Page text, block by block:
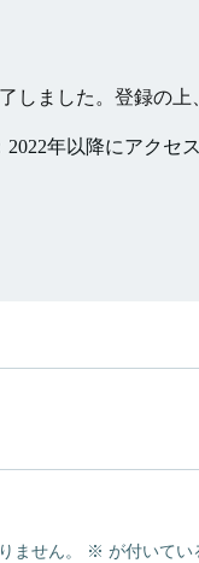
しました。登録の上
2022年以降にアク
ません。 ※ が付いてい